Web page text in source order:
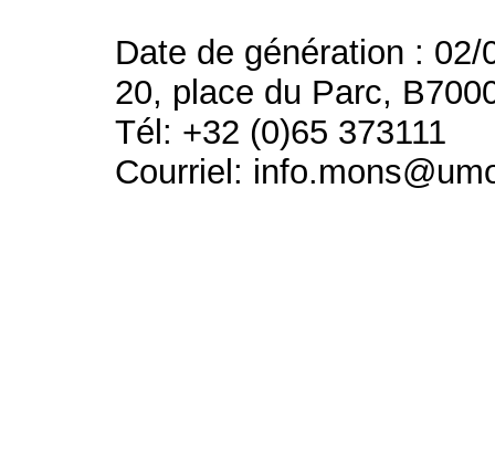
Date de génération : 02/
20, place du Parc,
Tél: +32 (0)65 373111
Courriel: